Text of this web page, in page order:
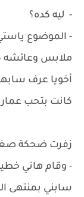
- ليه كده؟
- الموضوع
ملابس وعائشه
أخويا عرف
كانت بتحب عمار
زفرت ضحكة
- وقام هاني
سابني بمنتهى